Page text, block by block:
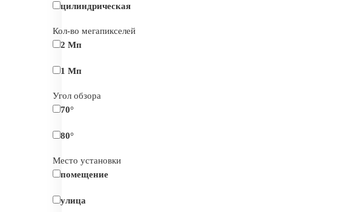
цилиндрическая
Кол-во мегапикселей
2 Мп
1 Мп
Угол обзора
70°
80°
Место установки
помещение
улица